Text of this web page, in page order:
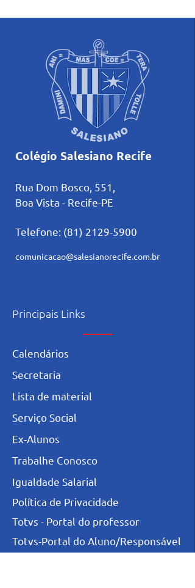
voltadas ao mês mariano.
Colégio Salesiano Recife
Rua Dom Bosco, 551,
Boa Vista - Recife-PE
Telefone: (81) 2129-5900
comunicacao@salesianorecife.com.br
Principais Links
Calendários
Secretaria
L ista de material
Serviço Social
Ex-Alunos
Trabalhe Conosco
Igualdade Salarial
Política de Privacidade
Totvs - Portal do professor
Totvs-Portal do Aluno/Responsável